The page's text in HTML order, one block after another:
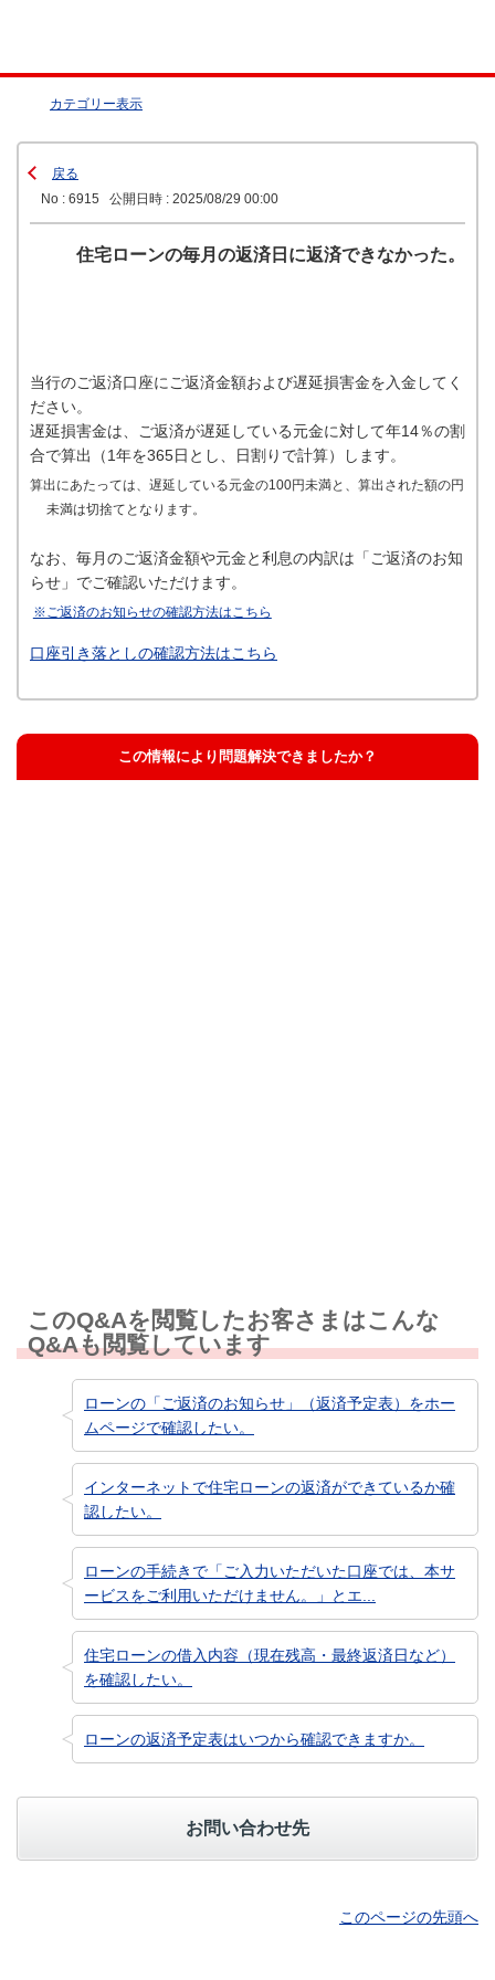
カテゴリー表示
戻る
No : 6915
公開日時 : 2025/08/29 00:00
住宅ローンの毎月の返済日に返済できなかった。
当行のご返済口座にご返済金額および遅延損害金を入金してく
ださい。
遅延損害金は、ご返済が遅延している元金に対して年14％の割
合で算出（1年を365日とし、日割りで計算）します。
算出にあたっては、遅延している元金の100円未満と、算出された額の円
未満は切捨てとなります。
なお、毎月のご返済金額や元金と利息の内訳は「ご返済のお知
らせ」でご確認いただけます。
※ご返済のお知らせの確認方法はこちら
口座引き落としの確認方法はこちら
この情報により問題解決できましたか？
このQ&Aを閲覧したお客さまはこんな
Q&Aも閲覧しています
ローンの「ご返済のお知らせ」（返済予定表）をホー
ムページで確認したい。
インターネットで住宅ローンの返済ができているか確
認したい。
ローンの手続きで「ご入力いただいた口座では、本サ
ービスをご利用いただけません。」とエ...
住宅ローンの借入内容（現在残高・最終返済日など）
を確認したい。
ローンの返済予定表はいつから確認できますか。
お問い合わせ先
このページの先頭へ